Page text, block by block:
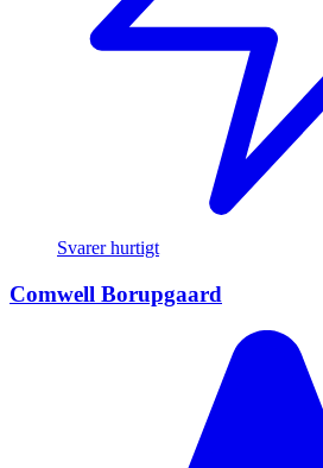
Svarer hurtigt
Comwell Borupgaard